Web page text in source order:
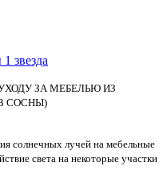
1 звезда
ЗА МЕБЕЛЬЮ ИЗ
СОСНЫ)
солнечных лучей на мебельные
света на некоторые участки